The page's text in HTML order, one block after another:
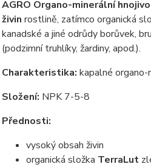
AGRO Organo-minerální
živin rostlině, zatímco organická
kanadské a jiné odrůdy borůvek,
(podzimní truhlíky, žardiny, apod.).
Charakteristika: kapalné organo-
Složení: NPK 7-5-8
Přednosti:
vysoký obsah živin
organická složka TerraLut